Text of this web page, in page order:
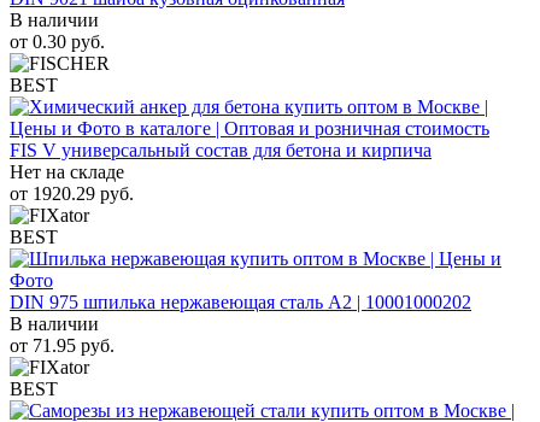
В наличии
от 0.30 руб.
BEST
FIS V универсальный состав для бетона и кирпича
Нет на складе
от 1920.29 руб.
BEST
DIN 975 шпилька нержавеющая сталь A2 | 10001000202
В наличии
от 71.95 руб.
BEST